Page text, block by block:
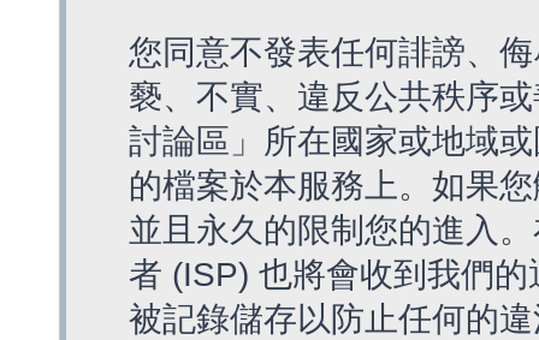
您同意不發表任何誹謗、
褻、不實、違反公共秩序
討論區」所在國家或地域
的檔案於本服務上。如果
並且永久的限制您的進入
者 (ISP) 也將會收到我們
被記錄儲存以防止任何的